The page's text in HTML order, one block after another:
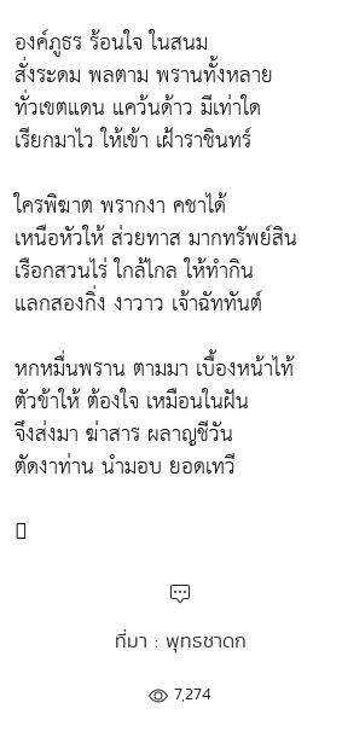
องค์ภูธร ร้อนใจ ในสนม
สั่งระดม พลตาม พรานทั้งหลาย
ทั่วเขตแดน แคว้นด้าว มีเท่าใด
เรียกมาไว ให้เข้า เฝ้าราชินทร์
ใครพิฆาต พรากงา คชาได้
เหนือหัวให้ ส่วยทาส มากทรัพย์สิน
เรือกสวนไร่ ใกล้ไกล ให้ทำกิน
แลกสองกิ่ง งาวาว เจ้าฉัททันต์
หกหมื่นพราน ตามมา เบื้องหน้าไท้
ตัวข้าให้ ต้องใจ เหมือนในฝัน
จึงส่งมา ฆ่าสาร ผลาญชีวัน
ตัดงาท่าน นำมอบ ยอดเทวี

ที่มา : พุทธชาดก
7,274